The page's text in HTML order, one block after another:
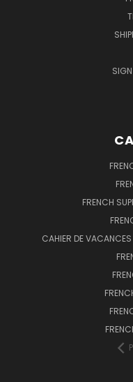
FRENCH
CAHIER DE